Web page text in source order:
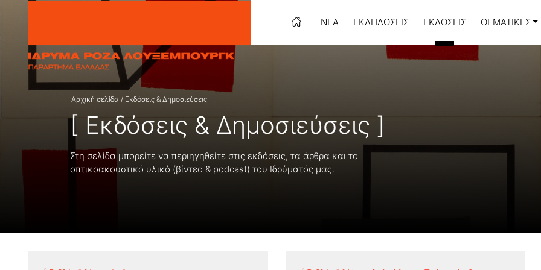
ΝΈΑ
ΕΚΔΗΛΏΣΕΙΣ ΕΚΔΌΣΕΙΣ ΘΕΜΑΤΙΚΈΣ
Αρχική σελίδα / Εκδόσεις & Δημοσιεύσεις
[ Εκδόσεις & Δημοσιεύσεις ]
Στη σελίδα μπορείτε να περιηγηθείτε στις εκδόσεις, τα άρθρα και το
οπτικοακουστικό υλικό (βίντεο & podcast) του Ιδρύματός μας.